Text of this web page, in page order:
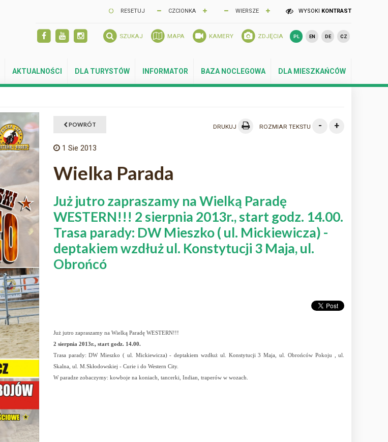
RESETUJ CZCIONKA WIERSZE WYSOKI KONTRAST
SZUKAJ MAPA KAMERY ZDJĘCIA PL EN DE CZ
AKTUALNOŚCI DLA TURYSTÓW INFORMATOR BAZA NOCLEGOWA DLA MIESZKAŃCÓW
POWRÓT DRUKUJ ROZMIAR TEKSTU - +
1 Sie 2013
Wielka Parada
Już jutro zapraszamy na Wielką Paradę
WESTERN!!! 2 sierpnia 2013r., start godz. 14.00.
Trasa parady: DW Mieszko ( ul. Mickiewicza) -
deptakiem wzdłuż ul. Konstytucji 3 Maja, ul.
Obrońcó
Już jutro zapraszamy na Wielką Paradę WESTERN!!!
2 sierpnia 2013r., start godz. 14.00.
Trasa parady: DW Mieszko ( ul. Mickiewicza) - deptakiem wzdłuż ul. Konstytucji 3 Maja, ul. Obrońców Pokoju , ul.
Skalna, ul. M.Skłodowskiej - Curie i do Western City.
W paradze zobaczymy: kowboje na koniach, tancerki, Indian, traperów w wozach.